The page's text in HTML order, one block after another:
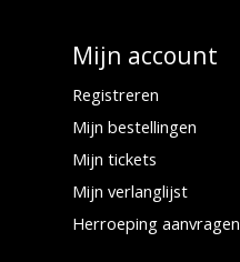
Mijn account
Registreren
Mijn bestellingen
Mijn tickets
Mijn verlanglijst
Herroeping aanvragen